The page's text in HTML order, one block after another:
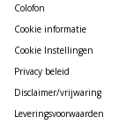
Colofon
Cookie informatie
Cookie Instellingen
Privacy beleid
Disclaimer/vrijwaring
Leveringsvoorwaarden